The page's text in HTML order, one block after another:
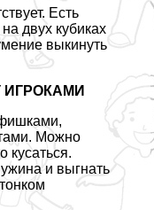
Есть
двух кубиках
выкинуть
Можно
кусаться.
и выгнать